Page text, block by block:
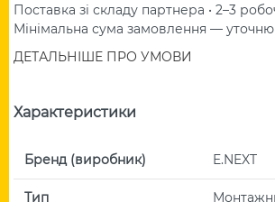
Поставка зі складу партнера • 2–3
Мінімальна сума замовлення —
ДЕТАЛЬНІШЕ ПРО УМОВИ
Характеристики
Бренд (виробник) E.NEXT
Тип